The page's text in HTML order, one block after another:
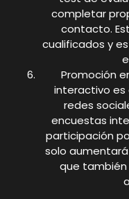
completar
contacto.
cualificados y
Promoción
interactivo
redes
encuestas
participación
solo
que